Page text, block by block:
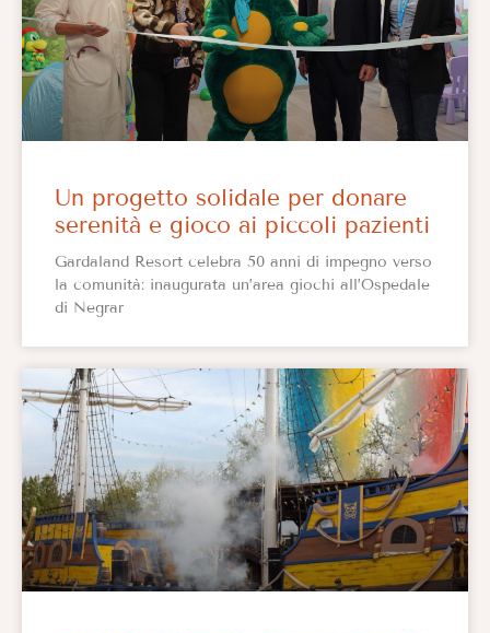
Un progetto solidale per donare
serenità e gioco ai piccoli pazienti
Gardaland Resort celebra 50 anni di impegno verso
la comunità: inaugurata un’area giochi all’Ospedale
di Negrar